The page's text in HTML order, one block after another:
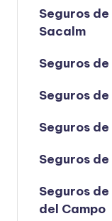
Seguros
Sacalm
Seguros
Seguros
Seguros
Seguros
Seguros
del Campo